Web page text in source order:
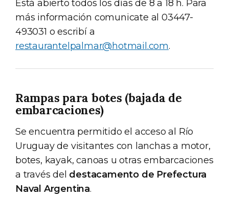
Está abierto todos los días de 8 a 18 h. Para
más información comunicate al 03447-
493031 o escribí a
restaurantelpalmar@hotmail.com.
Rampas para botes (bajada de
embarcaciones)
Se encuentra permitido el acceso al Río
Uruguay de visitantes con lanchas a motor,
botes, kayak, canoas u otras embarcaciones
a través del destacamento de Prefectura
Naval Argentina.